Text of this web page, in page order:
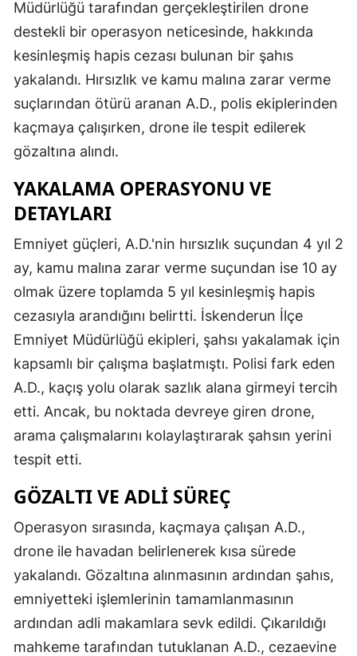
Müdürlüğü tarafından gerçekleştirilen drone
destekli bir operasyon neticesinde, hakkında
kesinleşmiş hapis cezası bulunan bir şahıs
yakalandı. Hırsızlık ve kamu malına zarar verme
suçlarından ötürü aranan A.D., polis ekiplerinden
kaçmaya çalışırken, drone ile tespit edilerek
gözaltına alındı.
YAKALAMA OPERASYONU VE
DETAYLARI
Emniyet güçleri, A.D.'nin hırsızlık suçundan 4 yıl 2
ay, kamu malına zarar verme suçundan ise 10 ay
olmak üzere toplamda 5 yıl kesinleşmiş hapis
cezasıyla arandığını belirtti. İskenderun İlçe
Emniyet Müdürlüğü ekipleri, şahsı yakalamak için
kapsamlı bir çalışma başlatmıştı. Polisi fark eden
A.D., kaçış yolu olarak sazlık alana girmeyi tercih
etti. Ancak, bu noktada devreye giren drone,
arama çalışmalarını kolaylaştırarak şahsın yerini
tespit etti.
GÖZALTI VE ADLI SÜREÇ
Operasyon sırasında, kaçmaya çalışan A.D.,
drone ile havadan belirlenerek kısa sürede
yakalandı. Gözaltına alınmasının ardından şahıs,
emniyetteki işlemlerinin tamamlanmasının
ardından adli makamlara sevk edildi. Çıkarıldığı
mahkeme tarafından tutuklanan A.D., cezaevine